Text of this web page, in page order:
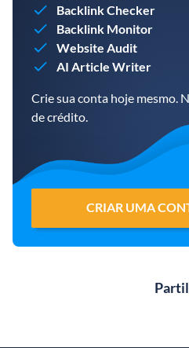
Backlink Checker
Backlink Monitor
Website Audit
AI Article Writer
Crie sua conta hoje mesmo.
de crédito.
CRIAR UMA